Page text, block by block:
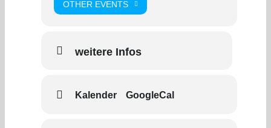
OTHER EVENTS
weitere Infos
Kalender GoogleCal